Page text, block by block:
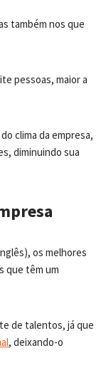
também nos que
pessoas, maior a
clima da empresa,
diminuindo sua
os melhores
que têm um
de talentos, já que
, deixando-o